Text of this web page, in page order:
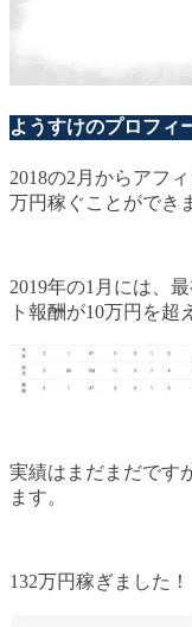
ようすけのプロフィ
2018の2月からアフ
万円稼ぐことができ
2019年の1月には、
ト報酬が10万円を超
実績はまだまだです
ます。
132万円稼ぎました！